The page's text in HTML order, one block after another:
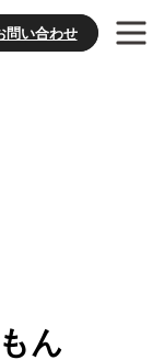
問い合わせ
ん